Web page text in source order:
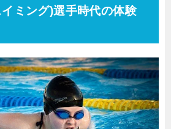
ミング)選手時代の体験